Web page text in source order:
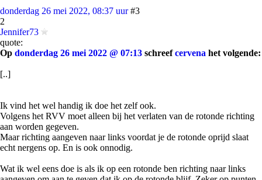
donderdag 26 mei 2022, 08:37 uur #3
2
Jennifer73
quote:
Op donderdag 26 mei 2022 @ 07:13 schreefcervena het volgende:
[..]
Ik vind het wel handig ik doe het zelf ook.
Volgens het RVV moet alleen bij het verlaten van de rotonde richting
aan worden gegeven.
Maar richting aangeven naar links voordat je de rotonde oprijd slaat
echt nergens op. En is ook onnodig.
Wat ik wel eens doe is als ik op een rotonde ben richting naar links